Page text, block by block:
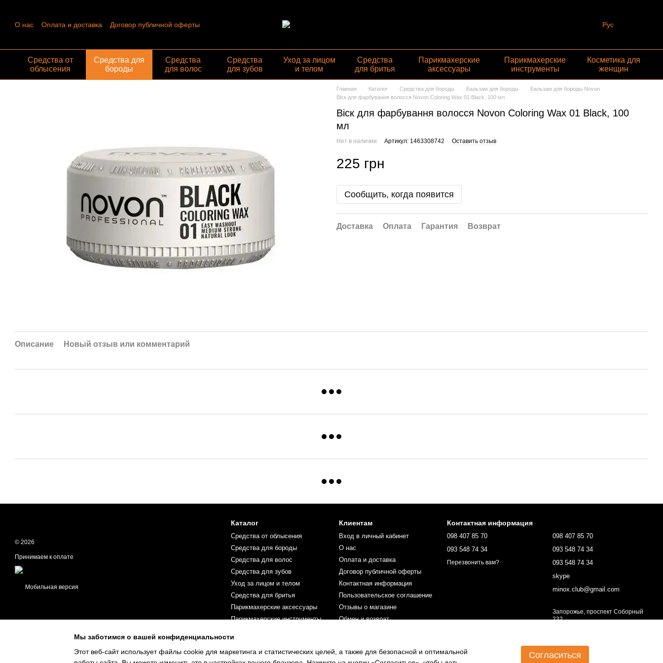
О нас Оплата и доставка
Договор публичной оферты
Рус
Средства от
облысения
Средства для
бороды
Средства
для волос
Средства
для зубов
Уход за лицом
и телом
Средства
для бритья
Парикмахерские
аксессуары
Парикмахерские
инструменты
Косметика для
женщин
Главная Каталог Средства для бороды Бальзам для бороды
Бальзам для бороды Novon
Віск для фарбування волосся Novon Coloring Wax 01 Black, 100 мл
Віск для фарбування волосся Novon Coloring Wax 01 Black, 100
мл
Нет в наличии Артикул: 1463308742 Оставить отзыв
225 грн
Сообщить, когда появится
Доставка Оплата Гарантия Возврат
Описание Новый отзыв или комментарий
© 2026
Принимаем к оплате
Мобильная версия
Каталог
Средства от облысения
Средства для бороды
Средства для волос
Средства для зубов
Уход за лицом и телом
Средства для бритья
Парикмахерские аксессуары
Парикмахерские инструменты
Клиентам
Вход в личный кабинет
О нас
Оплата и доставка
Договор публичной оферты
Контактная информация
Пользовательское соглашение
Отзывы о магазине
Обмен и возврат
Контактная информация
098 407 85 70
093 548 74 34
Перезвонить вам?
098 407 85 70
093 548 74 34
093 548 74 34
skype
minox.club@gmail.com
Запорожье, проспект Соборный
232
Мы заботимся о вашей конфиденциальности
Этот веб-сайт использует файлы cookie для маркетинга и статистических целей, а также для безопасной и оптимальной
Согласиться